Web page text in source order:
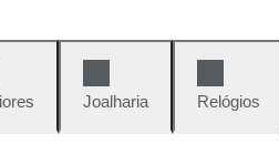
Joalharia Relógios